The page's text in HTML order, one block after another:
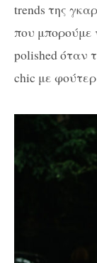
trends της
που μπορούμε
polished όταν
chic με